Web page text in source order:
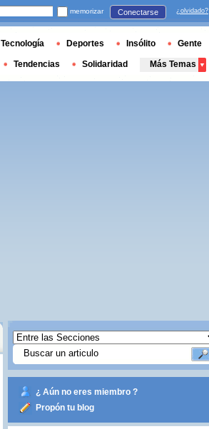
¿ Aún no eres miembro ?
Propón tu blog
memorizar Conectarse ¿olvidado?
Tecnología Deportes Insólito Gente
Tendencias Solidaridad Más Temas